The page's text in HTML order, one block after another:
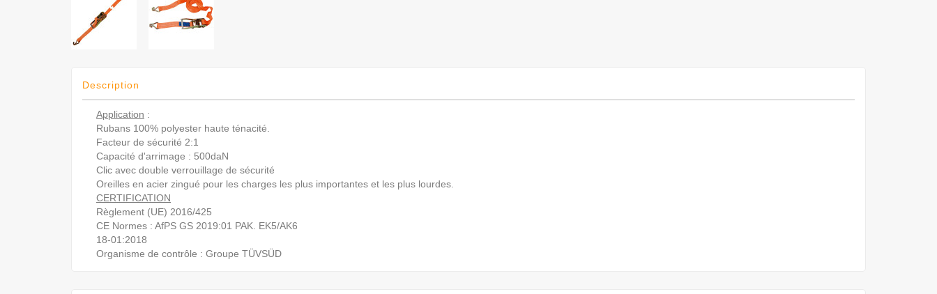
Description
Application :
Rubans 100% polyester haute ténacité.
Facteur de sécurité 2:1
Capacité d'arrimage : 500daN
Clic avec double verrouillage de sécurité
Oreilles en acier zingué pour les charges les plus importantes et les plus lourdes.
CERTIFICATION
Règlement (UE) 2016/425
CE Normes : AfPS GS 2019:01 PAK. EK5/AK6
18-01:2018
Organisme de contrôle : Groupe TÜVSÜD